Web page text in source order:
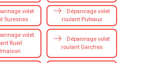
volet
Suresnes
Dépannage volet
roulant Puteaux
volet
Rueil
Dépannage volet
roulant Garches